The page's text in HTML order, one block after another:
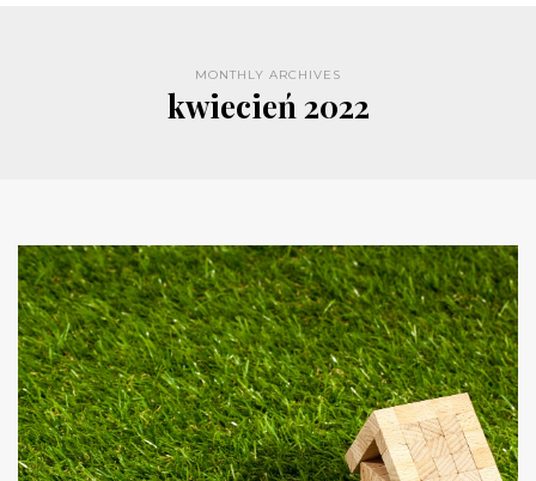
MONTHLY ARCHIVES
kwiecień 2022